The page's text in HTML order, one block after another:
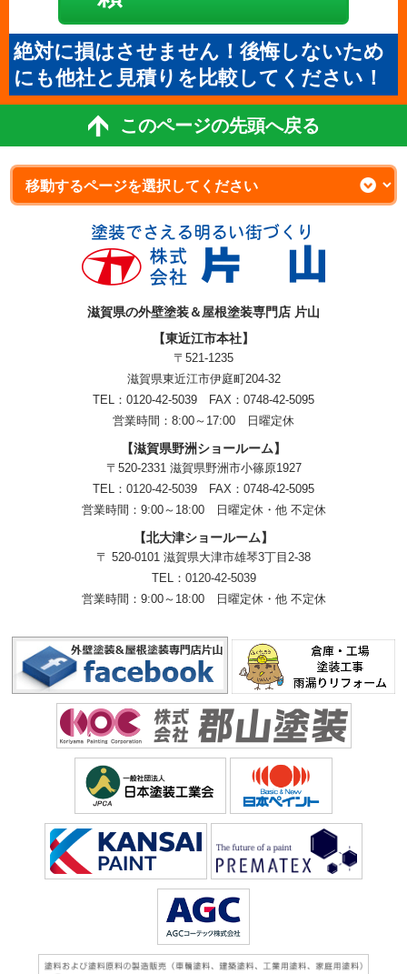
絶対に損はさせません！後悔しないため
にも他社と見積りを比較してください！
このページの先頭へ戻る
滋賀県の外壁塗装＆屋根塗装専門店 片山
【東近江市本社】
〒521-1235
滋賀県東近江市伊庭町204-32
TEL：0120-42-5039 FAX：0748-42-5095
営業時間：8:00～17:00 日曜定休
【滋賀県野洲ショールーム】
〒520-2331 滋賀県野洲市小篠原1927
TEL： 0120-42-5039 FAX：0748-42-5095
営業時間：9:00～18:00
日曜定休・他 不定休
【北大津ショールーム】
〒 520-0101 滋賀県大津市雄琴3丁目2-38
TEL： 0120-42-5039
営業時間：9:00～18:00
日曜定休・他 不定休